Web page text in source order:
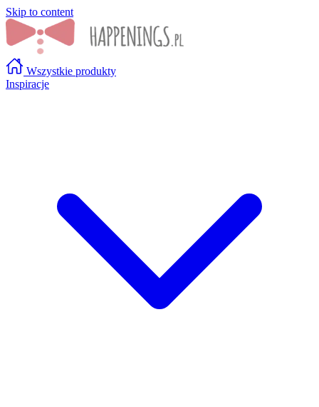
Skip to content
Wszystkie produkty
Inspiracje